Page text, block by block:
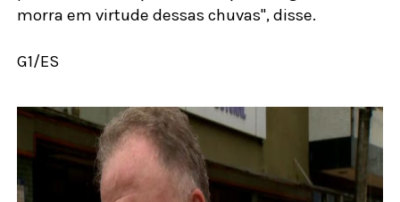
morra em virtude dessas chuvas", disse.
G1/ES